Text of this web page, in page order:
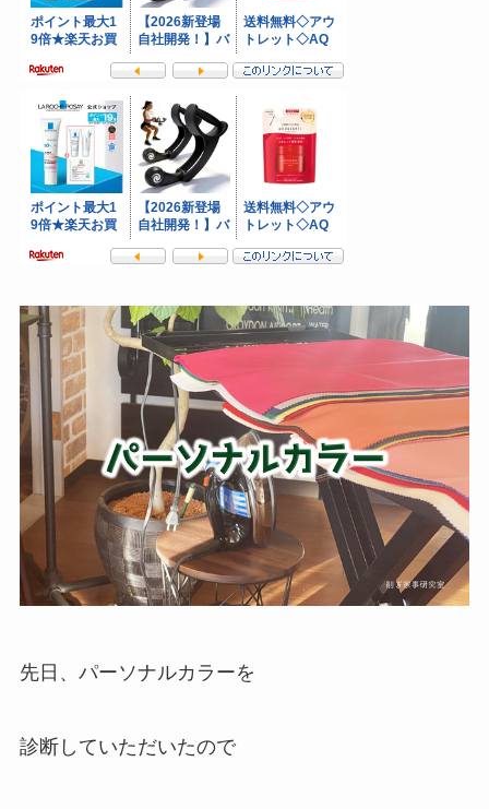
先日、パーソナルカラーを
診断していただいたので